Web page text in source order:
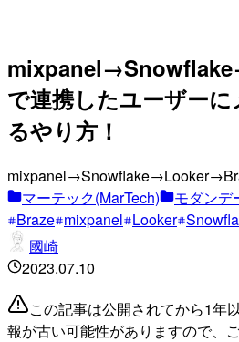
で連携したユーザー
るやり方！
マーテック(MarTech)
モダンデ
Braze mixpanel Looker
國崎
2023.07.10
この記事は公開されてから1年
報が古い可能性がありますので、